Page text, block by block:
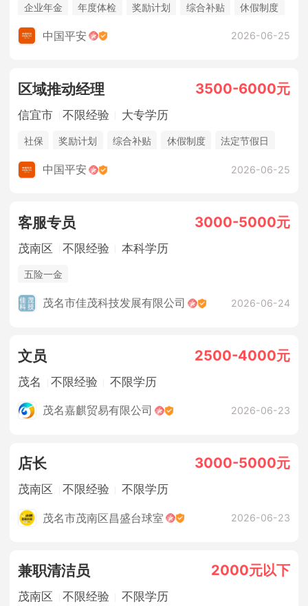
企业年金 年度体检 奖励计划 综合补贴
休假制度
法定节假日
中国平安 2026-06-25
区域推动经理 3500-6000元
信宜市 不限经验 大专学历
社保 奖励计划 综合补贴 休假制度
法定节假日
年终奖金
中国平安 2026-06-25
客服专员 3000-5000元
茂南区 不限经验 本科学历
五险一金
茂名市佳茂科技发展有限公司 2026-06-24
文员 2500-4000元
茂名 不限经验 不限学历
茂名嘉麒贸易有限公司 2026-06-23
店长 3000-5000元
茂南区 不限经验 不限学历
茂名市茂南区昌盛台球室 2026-06-23
兼职清洁员 2000元以下
茂南区 不限经验 不限学历